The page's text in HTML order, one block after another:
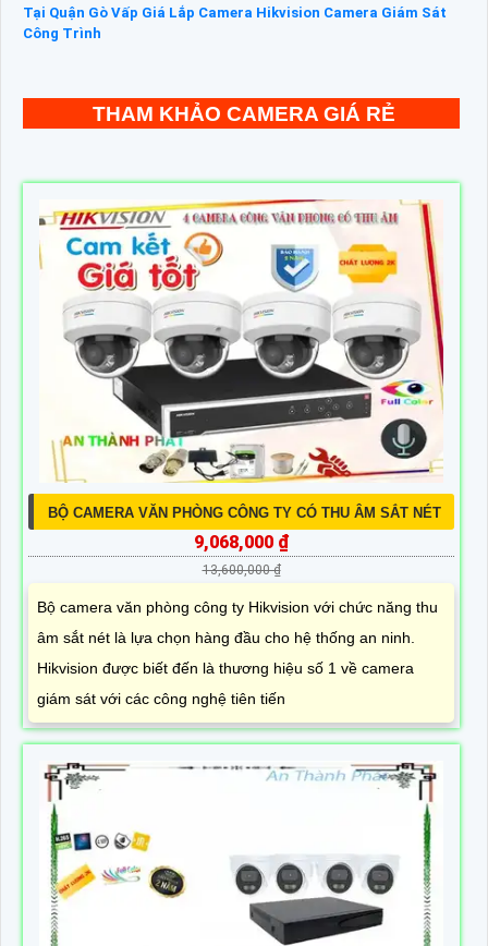
Tại Quận Gò Vấp Giá Lắp Camera Hikvision Camera Giám Sát
Công Trình
THAM KHẢO CAMERA GIÁ RẺ
BỘ CAMERA VĂN PHÒNG CÔNG TY CÓ THU ÂM SẮT NÉT
9,068,000 ₫
13,600,000 ₫
Bộ camera văn phòng công ty Hikvision với chức năng thu
âm sắt nét là lựa chọn hàng đầu cho hệ thống an ninh.
Hikvision được biết đến là thương hiệu số 1 về camera
giám sát với các công nghệ tiên tiến